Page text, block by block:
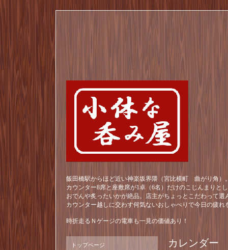
飯田橋駅からほど近い神楽坂界隈（宮比横町 曲がり角）
カウンター8席と座敷席が1卓（6名）だけのこじんまりと
おでんや炙ったいかが絶品。店主がちょっとこだわって
カウンター越しに交わす何気ないおしゃべりで今日の疲れ
時折走るＮゲージの電車も一見の価値あり！
カレンダー
トップページ